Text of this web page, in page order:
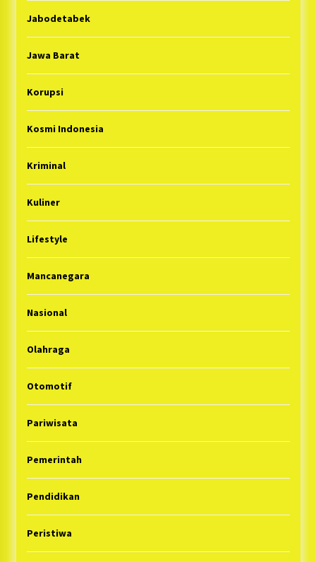
Jabodetabek
Jawa Barat
Korupsi
Kosmi Indonesia
Kriminal
Kuliner
Lifestyle
Mancanegara
Nasional
Olahraga
Otomotif
Pariwisata
Pemerintah
Pendidikan
Peristiwa